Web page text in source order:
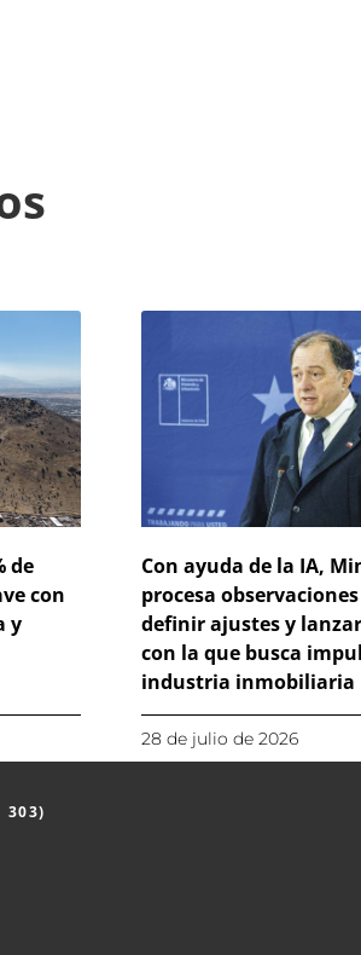
de
con
y
Con ayuda de la IA,
procesa
definir ajustes y
con la que busca
industria inmobiliaria
28 de julio de 2026